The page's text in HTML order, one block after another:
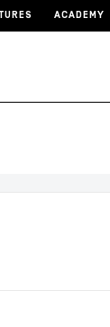
ACADEMY